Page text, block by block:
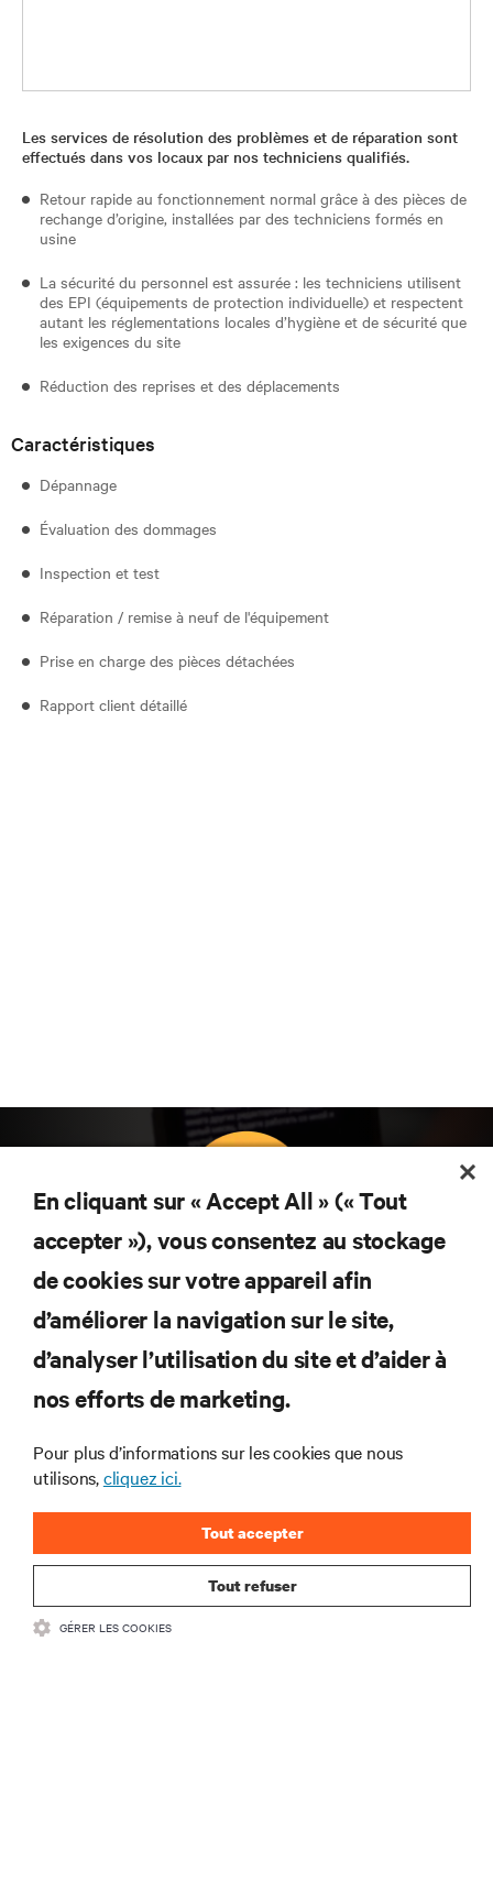
Les services de résolution des problèmes et de réparation sont
effectués dans vos locaux par nos techniciens qualifiés.
Retour rapide au fonctionnement normal grâce à des pièces de
rechange d’origine, installées par des techniciens formés en
usine
La sécurité du personnel est assurée : les techniciens utilisent
des EPI (équipements de protection individuelle) et respectent
autant les réglementations locales d’hygiène et de sécurité que
les exigences du site
Réduction des reprises et des déplacements
Caractéristiques
Dépannage
Évaluation des dommages
Inspection et test
Réparation / remise à neuf de l'équipement
Prise en charge des pièces détachées
Rapport client détaillé
Abonnez-vous pour connaître les dernières
tendances technologiques
Recevez régulièrement l’actualité sur les sujets les
plus importants du secteur, ainsi que les dernières
interventions et avis de nos experts sur la gestion,
l’alimentation et le refroidissement des data centers
et des infrastructures informatiques critiques.
S’INSCRIRE MAINTENANT
En cliquant sur « Accept All » (« Tout
accepter »), vous consentez au stockage
de cookies sur votre appareil afin
d’améliorer la navigation sur le site,
d’analyser l’utilisation du site et d’aider à
nos efforts de marketing.
Pour plus d’informations sur les cookies que nous
utilisons,cliquez ici.
Tout refuser
Tout accepter
GÉRER LES COOKIES